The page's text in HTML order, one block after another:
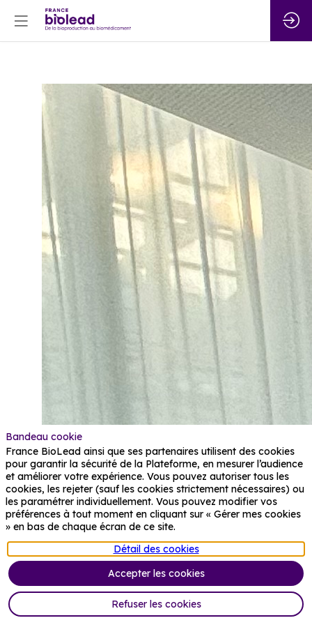
Bandeau cookie
France BioLead ainsi que ses partenaires utilisent des cookies
pour garantir la sécurité de la Plateforme, en mesurer l’audience
et améliorer votre expérience. Vous pouvez autoriser tous les
cookies, les rejeter (sauf les cookies strictement nécessaires) ou
les paramétrer individuellement. Vous pouvez modifier vos
préférences à tout moment en cliquant sur « Gérer mes cookies
» en bas de chaque écran de ce site.
Détail des cookies
Accepter les cookies
Refuser les cookies